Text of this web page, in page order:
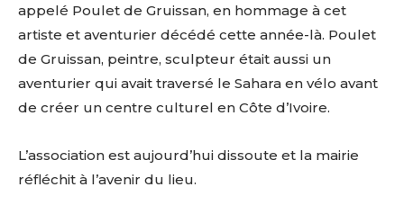
appelé Poulet de Gruissan, en hommage à cet
artiste et aventurier décédé cette année-là. Poulet
de Gruissan, peintre, sculpteur était aussi un
aventurier qui avait traversé le Sahara en vélo avant
de créer un centre culturel en Côte d’Ivoire.
L’association est aujourd’hui dissoute et la mairie
réfléchit à l’avenir du lieu.